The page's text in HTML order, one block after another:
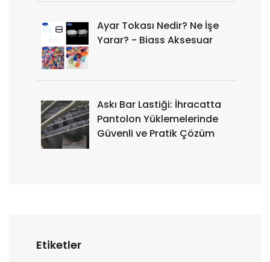
Ayar Tokası Nedir? Ne İşe
Yarar? - Biass Aksesuar
Askı Bar Lastiği: İhracatta
Pantolon Yüklemelerinde
Güvenli ve Pratik Çözüm
Etiketler